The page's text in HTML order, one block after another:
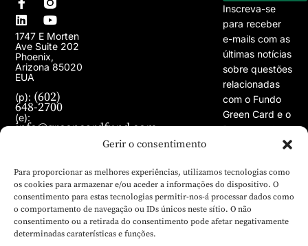
Gerir o consentimento
Para proporcionar as melhores experiências, utilizamos tecnologias como
os cookies para armazenar e/ou aceder a informações do dispositivo. O
consentimento para estas tecnologias permitir-nos-á processar dados como
o comportamento de navegação ou IDs únicos neste sítio. O não
consentimento ou a retirada do consentimento pode afetar negativamente
determinadas caraterísticas e funções.
1747 E Morten
Ave Suite 202
Phoenix,
Arizona 85020
EUA
(p): (602)
648-2700
(e):
info@greencardfund.com
Inscreva-se
para receber
e-mails com as
últimas notícias
sobre questões
relacionadas
com o Fundo
Green Card e o
Programa de